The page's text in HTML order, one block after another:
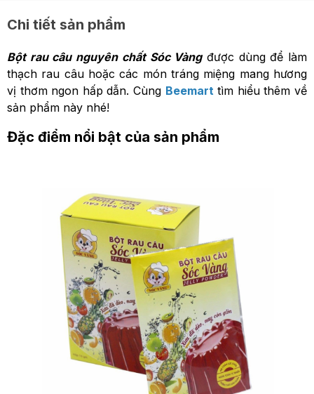
Chi tiết sản phẩm
Bột rau câu nguyên chất Sóc Vàngđược dùng để làm
thạch rau câu hoặc các món tráng miệng mang hương
vị thơm ngon hấp dẫn. Cùng Beemarttìm hiểu thêm về
sản phẩm này nhé!
Đặc điểm nổi bật của sản phẩm